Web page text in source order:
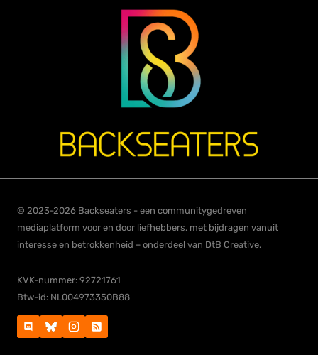
© 2023-2026 Backseaters - een communitygedreven
mediaplatform voor en door liefhebbers, met bijdragen vanuit
interesse en betrokkenheid – onderdeel van DtB Creative.
KVK-nummer: 92721761
Btw-id: NL004973350B88